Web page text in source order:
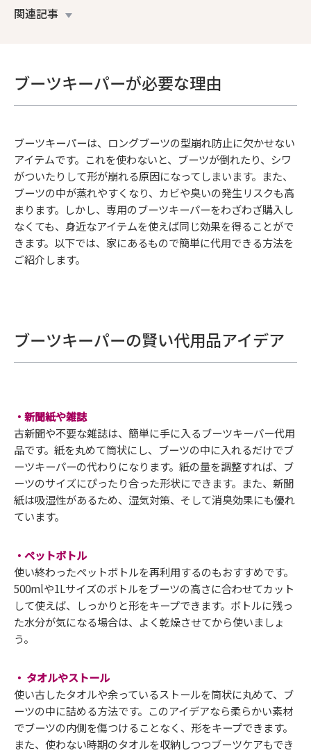
関連記事
ブーツキーパーが必要な理由
ブーツキーパーは、ロングブーツの型崩れ防止に欠かせない
アイテムです。これを使わないと、ブーツが倒れたり、シワ
がついたりして形が崩れる原因になってしまいます。また、
ブーツの中が蒸れやすくなり、カビや臭いの発生リスクも高
まります。しかし、専用のブーツキーパーをわざわざ購入し
なくても、身近なアイテムを使えば同じ効果を得ることがで
きます。以下では、家にあるもので簡単に代用できる方法を
ご紹介します。
ブーツキーパーの賢い代用品アイデア
・新聞紙や雑誌
古新聞や不要な雑誌は、簡単に手に入るブーツキーパー代用
品です。紙を丸めて筒状にし、ブーツの中に入れるだけでブ
ーツキーパーの代わりになります。紙の量を調整すれば、ブ
ーツのサイズにぴったり合った形状にできます。また、新聞
紙は吸湿性があるため、湿気対策、そして消臭効果にも優れ
ています。
・ペットボトル
使い終わったペットボトルを再利用するのもおすすめです。
500mlや1Lサイズのボトルをブーツの高さに合わせてカット
して使えば、しっかりと形をキープできます。ボトルに残っ
た水分が気になる場合は、よく乾燥させてから使いましょ
う。
・ タオルやストール
使い古したタオルや余っているストールを筒状に丸めて、ブ
ーツの中に詰める方法です。このアイデアなら柔らかい素材
でブーツの内側を傷つけることなく、形をキープできます。
また、使わない時期のタオルを収納しつつブーツケアもでき